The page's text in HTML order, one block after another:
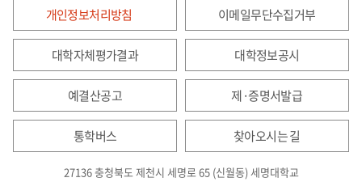
개인정보처리방침 이메일무단수집거부
대학자체평가결과 대학정보공시
예결산공고 제·증명서발급
통학버스 찾아오시는 길
27136 충청북도 제천시 세명로 65 (신월동) 세명대학교